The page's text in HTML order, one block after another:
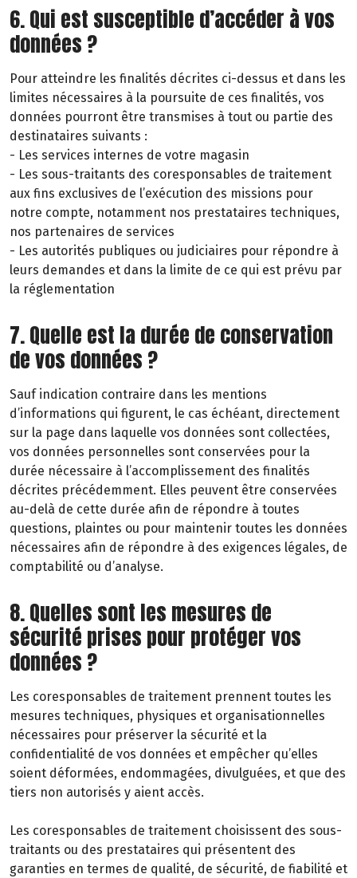
6. Qui est susceptible d’accéder à vos
données ?
Pour atteindre les finalités décrites ci-dessus et dans les
limites nécessaires à la poursuite de ces finalités, vos
données pourront être transmises à tout ou partie des
destinataires suivants :
- Les services internes de votre magasin
- Les sous-traitants des coresponsables de traitement
aux fins exclusives de l’exécution des missions pour
notre compte, notamment nos prestataires techniques,
nos partenaires de services
- Les autorités publiques ou judiciaires pour répondre à
leurs demandes et dans la limite de ce qui est prévu par
la réglementation
7. Quelle est la durée de conservation
de vos données ?
Sauf indication contraire dans les mentions
d’informations qui figurent, le cas échéant, directement
sur la page dans laquelle vos données sont collectées,
vos données personnelles sont conservées pour la
durée nécessaire à l’accomplissement des finalités
décrites précédemment. Elles peuvent être conservées
au-delà de cette durée afin de répondre à toutes
questions, plaintes ou pour maintenir toutes les données
nécessaires afin de répondre à des exigences légales, de
comptabilité ou d’analyse.
8. Quelles sont les mesures de
sécurité prises pour protéger vos
données ?
Les coresponsables de traitement prennent toutes les
mesures techniques, physiques et organisationnelles
nécessaires pour préserver la sécurité et la
confidentialité de vos données et empêcher qu’elles
soient déformées, endommagées, divulguées, et que des
tiers non autorisés y aient accès.
Les coresponsables de traitement choisissent des sous-
traitants ou des prestataires qui présentent des
garanties en termes de qualité, de sécurité, de fiabilité et